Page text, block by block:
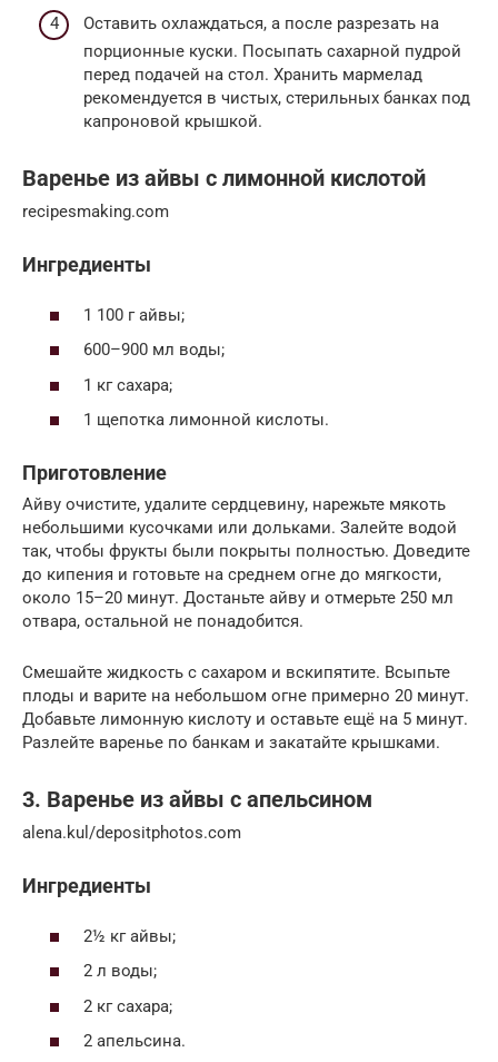
Оставить охлаждаться, а после разрезать на
порционные куски. Посыпать сахарной пудрой
перед подачей на стол. Хранить мармелад
рекомендуется в чистых, стерильных банках под
капроновой крышкой.
Варенье из айвы с лимонной кислотой
recipesmaking.com
Ингредиенты
1 100 г айвы;
600–900 мл воды;
1 кг сахара;
1 щепотка лимонной кислоты.
Приготовление
Айву очистите, удалите сердцевину, нарежьте мякоть
небольшими кусочками или дольками. Залейте водой
так, чтобы фрукты были покрыты полностью. Доведите
до кипения и готовьте на среднем огне до мягкости,
около 15–20 минут. Достаньте айву и отмерьте 250 мл
отвара, остальной не понадобится.
Смешайте жидкость с сахаром и вскипятите. Всыпьте
плоды и варите на небольшом огне примерно 20 минут.
Добавьте лимонную кислоту и оставьте ещё на 5 минут.
Разлейте варенье по банкам и закатайте крышками.
3. Варенье из айвы с апельсином
alena.kul/depositphotos.com
Ингредиенты
2½ кг айвы;
2 л воды;
2 кг сахара;
2 апельсина.